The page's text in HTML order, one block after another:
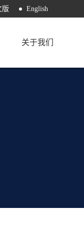
版 English
关于我们